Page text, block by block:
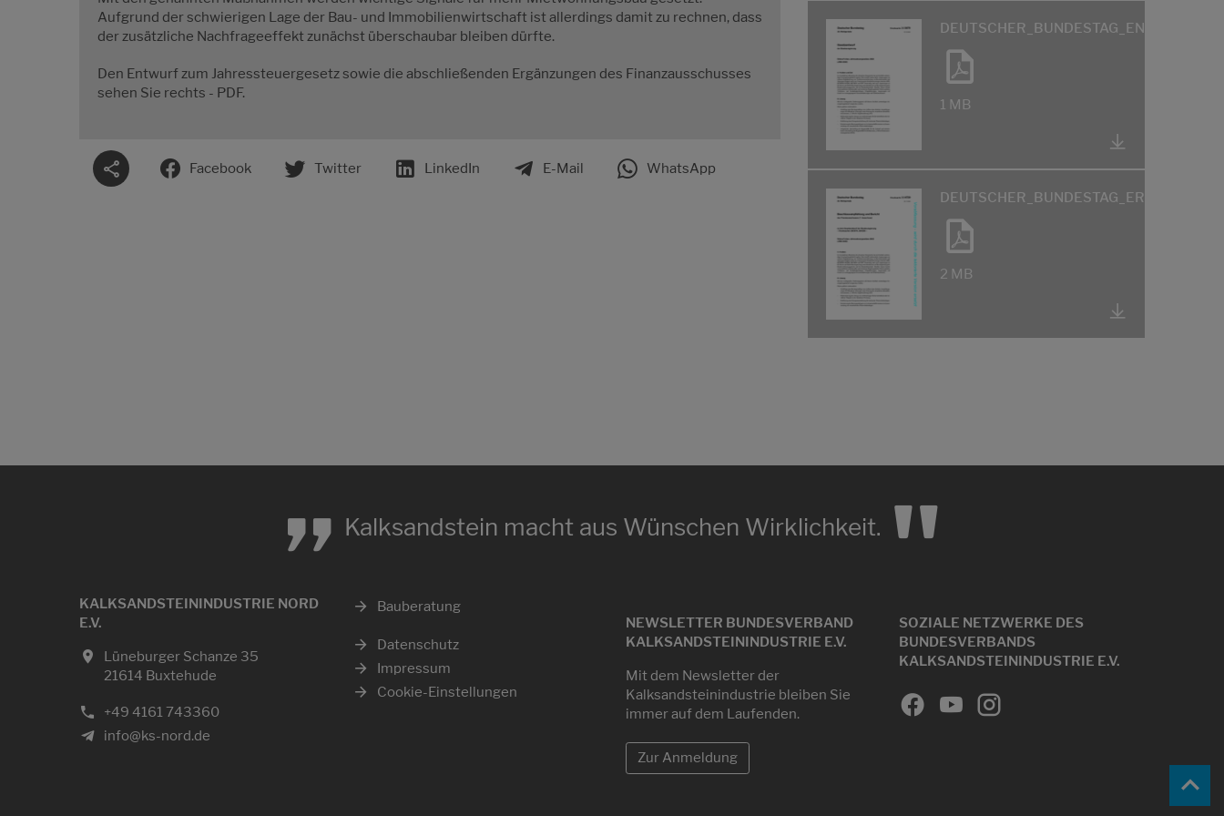
Aufgrund der schwierigen Lage der Bau- und Immobilienwirtschaft ist allerdings damit zu rechnen, dass
der zusätzliche Nachfrageeffekt zunächst überschaubar bleiben dürfte.
Den Entwurf zum Jahressteuergesetz sowie die abschließenden Ergänzungen des Finanzausschusses
sehen Sie rechts - PDF.
Facebook Twitter LinkedIn E-Mail WhatsApp
1 MB
2 MB
„ Kalksandstein macht aus Wünschen Wirklichkeit. "
KALKSANDSTEININDUSTRIE NORD
E.V.
Lüneburger Schanze 35
21614 Buxtehude
+49 4161 743360
info@ks-nord.de
Bauberatung
Datenschutz
Impressum
Cookie-Einstellungen
NEWSLETTER BUNDESVERBAND
KALKSANDSTEININDUSTRIE E.V.
Mit dem Newsletter der
Kalksandsteinindustrie bleiben Sie
immer auf dem Laufenden.
Zur Anmeldung
SOZIALE NETZWERKE DES
BUNDESVERBANDS
KALKSANDSTEININDUSTRIE E.V.